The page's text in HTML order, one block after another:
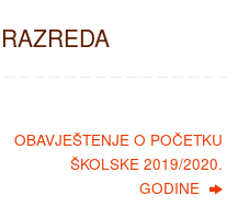
RAZREDA
OBAVJEŠTENJE O POČETKU
ŠKOLSKE 2019/2020.
GODINE